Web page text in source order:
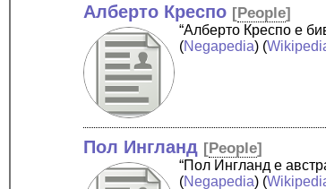
Алберто Креспо [People]
“Алберто Креспо е
(Negapedia) (
Пол Ингланд [People]
“Пол Ингланд е
(Negapedia) (